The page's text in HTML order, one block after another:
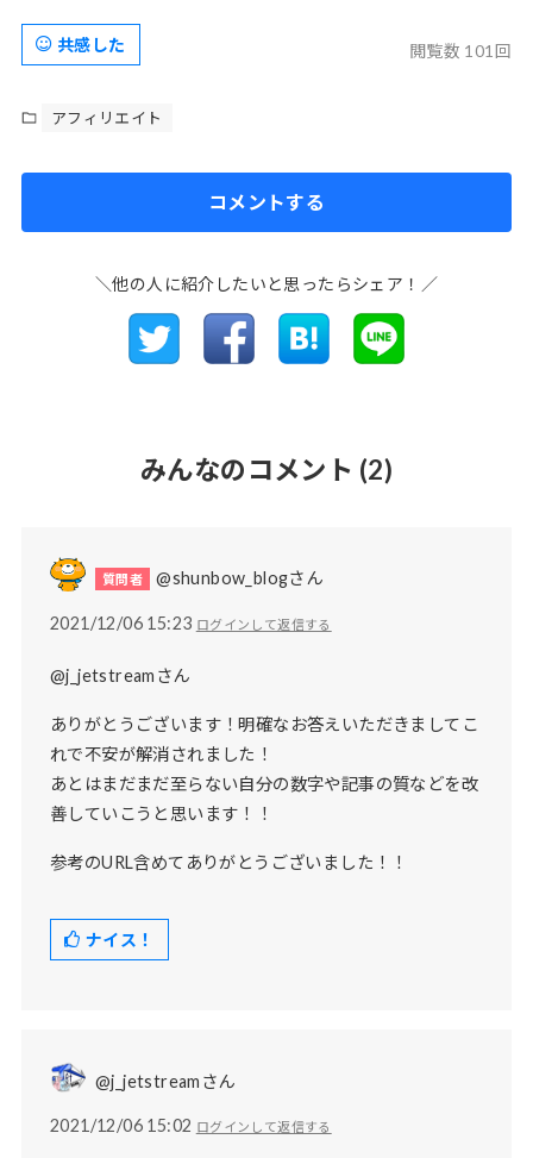
閲覧数 101回
共感した
アフィリエイト
コメントする
＼他の人に紹介したいと思ったらシェア！／
みんなのコメント (2)
@shunbow_blogさん
2021/12/06 15:23 ログインして返信する
@j_jetstreamさん
ありがとうございます！明確なお答えいただきましてこ
れで不安が解消されました！
あとはまだまだ至らない自分の数字や記事の質などを改
善していこうと思います！！
参考のURL含めてありがとうございました！！
ナイス！
@j_jetstreamさん
2021/12/06 15:02 ログインして返信する